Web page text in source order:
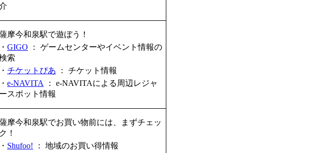
摩今和泉駅で遊ぼう！
・ GIGO ： ゲームセンターやイベント情報の
索
・ チケットぴあ ： チケット情報
・ e-NAVITA ： e-NAVITAによる周辺レジャ
ースポット情報
摩今和泉駅でお買い物前には、まずチェッ
ク！
・ Shufoo! ： 地域のお買い得情報